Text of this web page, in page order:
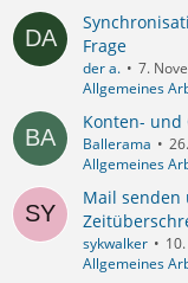
Frage
der a.
7.
Allgemeines
Konten-
Ballerama
Allgemeines
Mail senden
sykwalker
Allgemeines